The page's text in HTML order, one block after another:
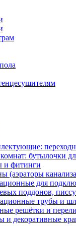
бутылочки
и фитинги
(аэраторы
для
поддонов,
трубы и
решётки и
и декоративные